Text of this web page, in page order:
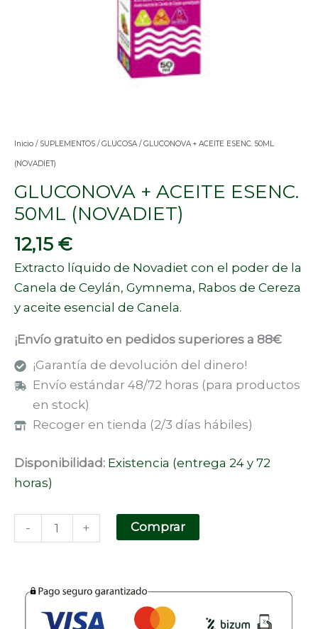
Inicio / SUPLEMENTOS /GLUCOSA / GLUCONOVA + ACEITE ESENC. 50ML
(NOVADIET)
GLUCONOVA + ACEITE ESENC.
50ML (NOVADIET)
12,15 €
Extracto líquido de Novadiet con el poder de la
Canela de Ceylán, Gymnema, Rabos de Cereza
y aceite esencial de Canela.
¡Envío gratuito en pedidos superiores a 88€
¡Garantía de devolución del dinero!
Envío estándar 48/72 horas (para productos
en stock)
Recoger en tienda (2/3 días hábiles)
Disponibilidad: Existencia (entrega 24 y 72
horas)
- + Comprar